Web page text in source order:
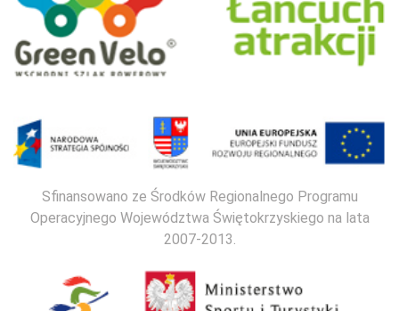
Sfinansowano ze Środków Regionalnego Programu
Operacyjnego Województwa Świętokrzyskiego na lata
2007-2013.